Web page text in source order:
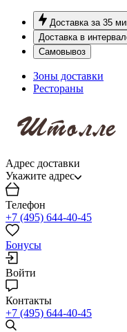
Доставка за 35
Доставка в
Самовывоз
Зоны доставки
Рестораны
Адрес доставки
Укажите адрес
Телефон
+7 (495) 644-40-45
Бонусы
Войти
Контакты
+7 (495) 644-40-45